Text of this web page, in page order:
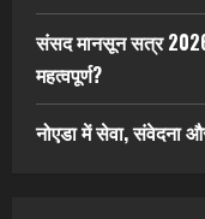
संसद मानसून सत्र
महत्वपूर्ण?
नोएडा में सेवा, संवेदना